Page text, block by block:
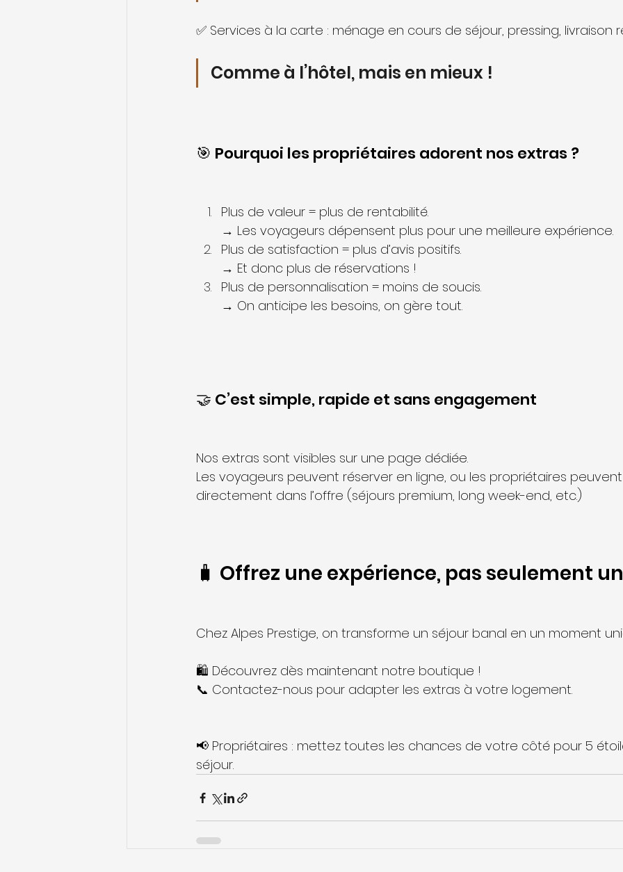
✅ Services à la carte : ménage en cours de séjour, pressing, livraison
Comme à l’hôtel, mais en mieux !
🎯 Pourquoi les propriétaires adorent nos extras ?
Plus de valeur = plus de rentabilité.
→ Les voyageurs dépensent plus pour une meilleure expérience.
Plus de satisfaction = plus d’avis positifs.
→ Et donc plus de réservations !
Plus de personnalisation = moins de soucis.
→ On anticipe les besoins, on gère tout.
🤝 C’est simple, rapide et sans engagement
Nos extras sont visibles sur une page dédiée.
Les voyageurs peuvent réserver en ligne, ou les propriétaires
directement dans l’offre (séjours premium, long week-end, etc.)
🧳 Offrez une expérience, pas seulement
Chez Alpes Prestige, on transforme un séjour banal en un moment
🛍️ Découvrez dès maintenant notre boutique !
📞 Contactez-nous pour adapter les extras à votre logement.
📢 Propriétaires : mettez toutes les chances de votre côté pour 5
séjour.